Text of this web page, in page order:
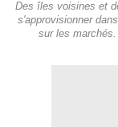
Des îles voisines et
s'approvisionner
sur les